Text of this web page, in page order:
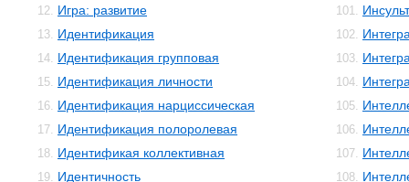
12. Игра: развитие
13. Идентификация
14. Идентификация групповая
15. Идентификация личности
16. Идентификация нарциссическая
17. Идентификация полоролевая
18. Идентификая коллективная
19. Идентичность
101. Инсульт
102.
103.
104.
105.
106.
107.
108.